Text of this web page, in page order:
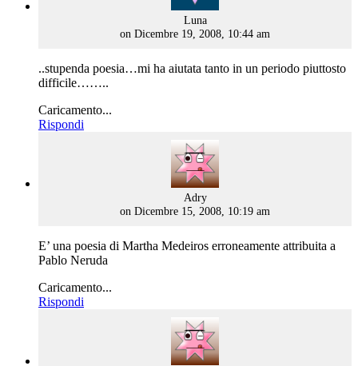
Lunasays:
on Dicembre 19, 2008, 10:44 am
..stupenda poesia…mi ha aiutata tanto in un periodo piuttosto
difficile……..
Caricamento...
Rispondi
Adrysays:
on Dicembre 15, 2008, 10:19 am
E’ una poesia di Martha Medeiros erroneamente attribuita a
Pablo Neruda
Caricamento...
Rispondi